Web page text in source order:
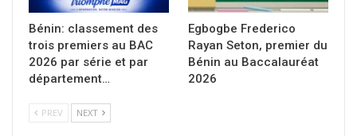
Bénin: classement des
trois premiers au BAC
2026 par série et par
département…
Egbogbe Frederico
Rayan Seton, premier du
Bénin au Baccalauréat
2026
PREV NEXT